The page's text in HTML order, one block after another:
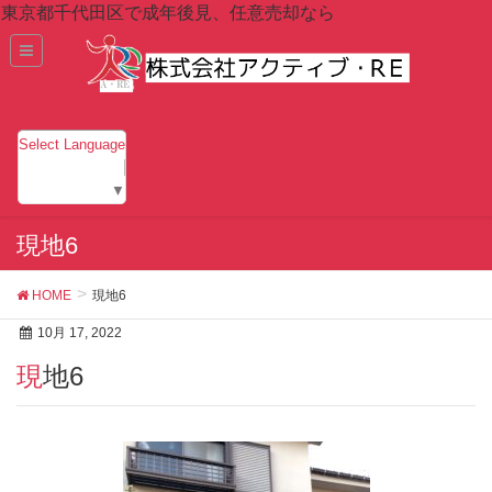
東京都千代田区で成年後見、任意売却なら
Select Language
▼
現地6
HOME 現地6
10月 17, 2022
現地6